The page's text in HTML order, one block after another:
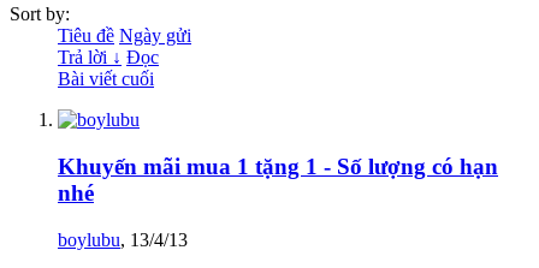
Sort by:
Tiêu đề Ngày gửi
Trả lời ↓ Đọc
Bài viết cuối
Khuyến mãi mua 1 tặng 1 - Số lượng có hạn
nhé
boylubu, 13/4/13